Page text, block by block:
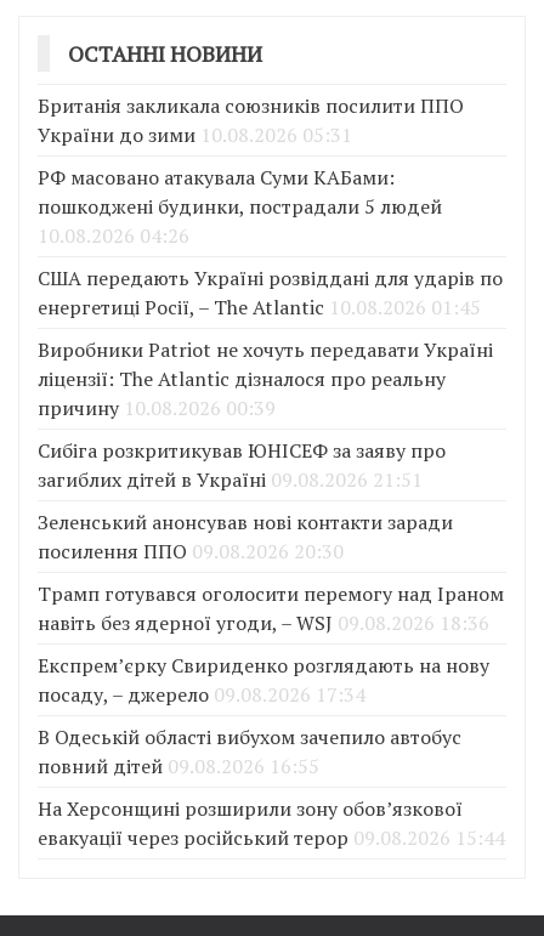
ОСТАННІ НОВИНИ
Британія закликала союзників посилити ППО
України до зими 10.08.2026 05:31
РФ масовано атакувала Суми КАБами:
пошкоджені будинки, пострадали 5 людей
10.08.2026 04:26
США передають Україні розвіддані для ударів по
енергетиці Росії, – The Atlantic 10.08.2026 01:45
Виробники Patriot не хочуть передавати Україні
ліцензії: The Atlantic дізналося про реальну
причину 10.08.2026 00:39
Сибіга розкритикував ЮНІСЕФ за заяву про
загиблих дітей в Україні 09.08.2026 21:51
Зеленський анонсував нові контакти заради
посилення ППО 09.08.2026 20:30
Трамп готувався оголосити перемогу над Іраном
навіть без ядерної угоди, – WSJ 09.08.2026 18:36
Експрем’єрку Свириденко розглядають на нову
посаду, – джерело 09.08.2026 17:34
В Одеській області вибухом зачепило автобус
повний дітей 09.08.2026 16:55
На Херсонщині розширили зону обов’язкової
евакуації через російський терор 09.08.2026 15:44